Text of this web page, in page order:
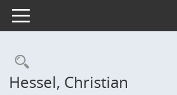
Toggle navigation
Rechercheauswahl
Hessel, Christian